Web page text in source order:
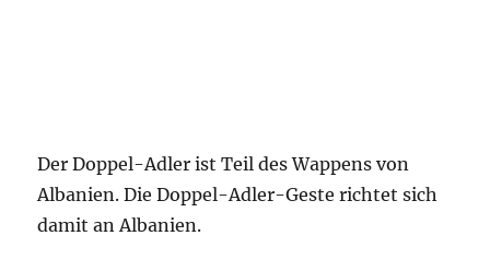
Der Doppel-Adler ist Teil des Wappens von
Albanien. Die Doppel-Adler-Geste richtet sich
damit an Albanien.